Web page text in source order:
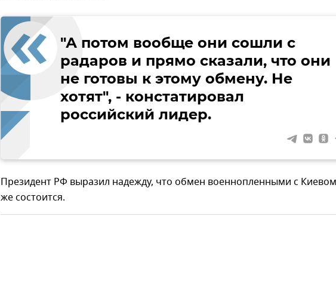
"А потом вообще они сошли с
радаров и прямо сказали, что они
не готовы к этому обмену. Не
хотят", - констатировал
российский лидер.
Президент РФ выразил надежду, что обмен военнопленными с
же состоится.